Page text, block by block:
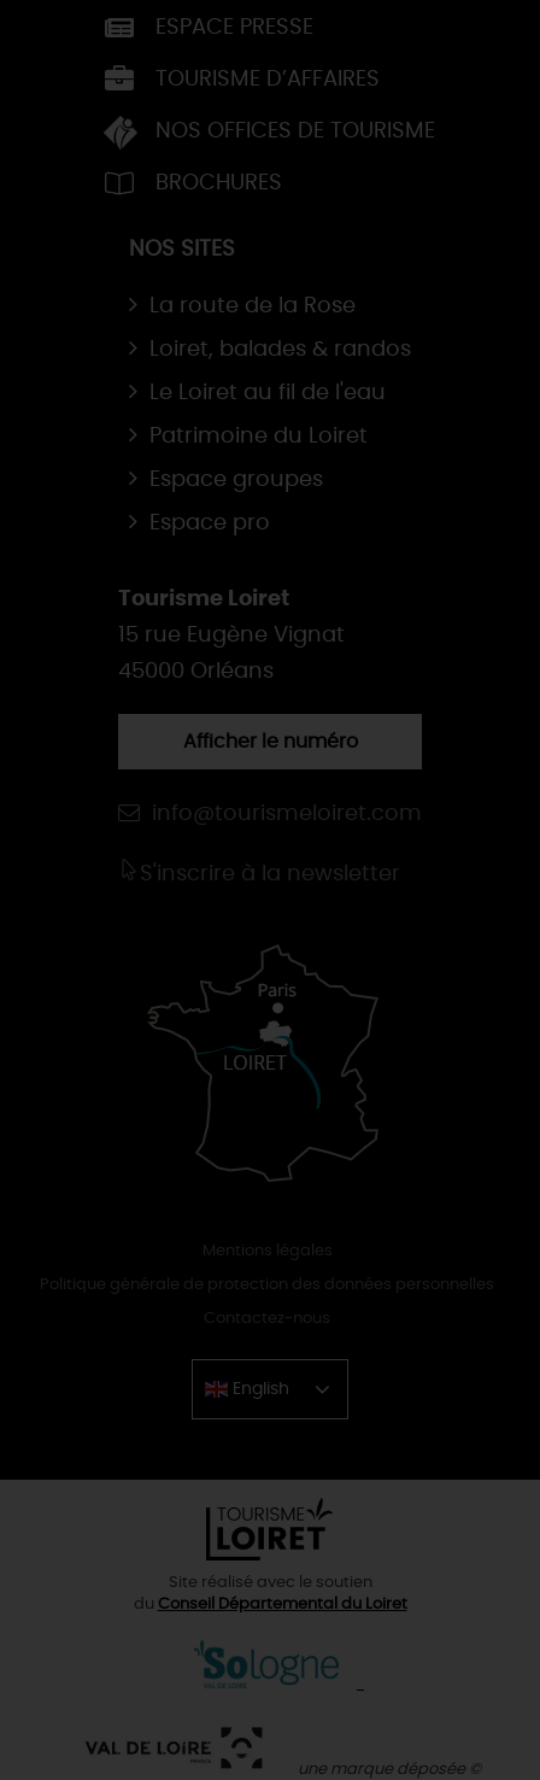
ESPACE PRESSE
TOURISME D’AFFAIRES
NOS OFFICES DE TOURISME
BROCHURES
NOS SITES
La route de la Rose
Loiret, balades & randos
Le Loiret au fil de l'eau
Patrimoine du Loiret
Espace groupes
Espace pro
Tourisme Loiret
15 rue Eugène Vignat
45000 Orléans
Afficher le numéro
info@tourismeloiret.com
S'inscrire à la newsletter
Mentions légales
Politique générale de protection des données personnelles
Contactez-nous
English
Chinese
Site réalisé avec le soutien
du Conseil Départemental du Loiret
une marque déposée ©